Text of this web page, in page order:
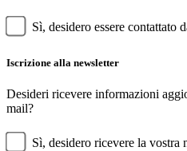
Sì, desidero essere contattato
Iscrizione alla newsletter
Desideri ricevere informazioni
mail?
Sì, desidero ricevere la vostra